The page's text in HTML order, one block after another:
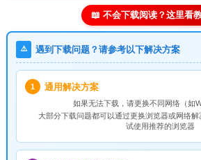
📖 不会下载阅读？这里看
⚠️ 遇到下载问题？请参考以下解决方案
1 通用解决方案
如果无法下载，请更换不同网络（如
大部分下载问题都可以通过更换浏览器或网络
试使用推荐的浏览器